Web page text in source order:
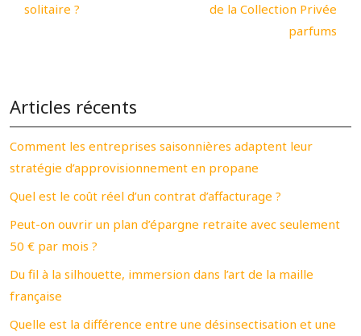
solitaire ?
de la Collection Privée
parfums
Articles récents
Comment les entreprises saisonnières adaptent leur
stratégie d’approvisionnement en propane
Quel est le coût réel d’un contrat d’affacturage ?
Peut-on ouvrir un plan d’épargne retraite avec seulement
50 € par mois ?
Du fil à la silhouette, immersion dans l’art de la maille
française
Quelle est la différence entre une désinsectisation et une